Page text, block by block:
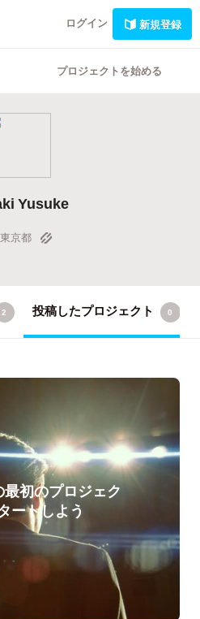
ログイン 新規登録
プロジェクトを始める
Yusuke
東京都
2 投稿したプロジェクト 0
最初のプロジェク
ートしよう